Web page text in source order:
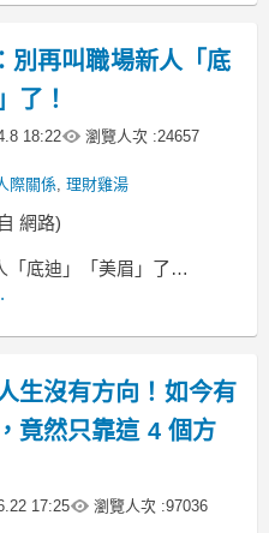
別再叫職場新人「底
了！
18:22 瀏覽人次 :24657
際關係, 理財雞湯
網路)
「底迪」「美眉」了！
就進入職場
公司的管理部
生沒有方向！如今有
竟然只靠這 4 個方
17:25 瀏覽人次 :97036